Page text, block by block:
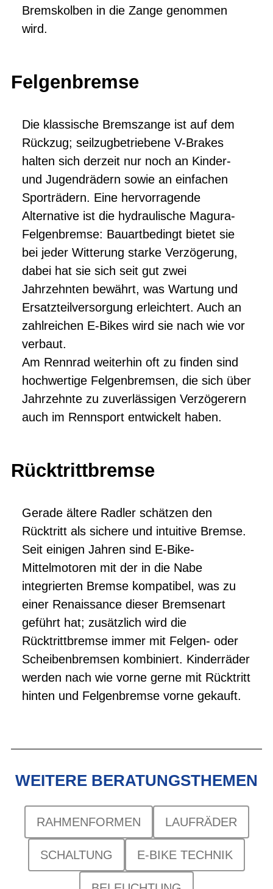
Bremskolben in die Zange genommen
wird.
Felgenbremse
Die klassische Bremszange ist auf dem
Rückzug; seilzugbetriebene V-Brakes
halten sich derzeit nur noch an Kinder-
und Jugendrädern sowie an einfachen
Sporträdern. Eine hervorragende
Alternative ist die hydraulische Magura-
Felgenbremse: Bauartbedingt bietet sie
bei jeder Witterung starke Verzögerung,
dabei hat sie sich seit gut zwei
Jahrzehnten bewährt, was Wartung und
Ersatzteilversorgung erleichtert. Auch an
zahlreichen E-Bikes wird sie nach wie vor
verbaut.
Am Rennrad weiterhin oft zu finden sind
hochwertige Felgenbremsen, die sich über
Jahrzehnte zu zuverlässigen Verzögerern
auch im Rennsport entwickelt haben.
Rücktrittbremse
Gerade ältere Radler schätzen den
Rücktritt als sichere und intuitive Bremse.
Seit einigen Jahren sind E-Bike-
Mittelmotoren mit der in die Nabe
integrierten Bremse kompatibel, was zu
einer Renaissance dieser Bremsenart
geführt hat; zusätzlich wird die
Rücktrittbremse immer mit Felgen- oder
Scheibenbremsen kombiniert. Kinderräder
werden nach wie vorne gerne mit Rücktritt
hinten und Felgenbremse vorne gekauft.
WEITERE BERATUNGSTHEMEN
RAHMENFORMEN LAUFRÄDER
SCHALTUNG E-BIKE TECHNIK